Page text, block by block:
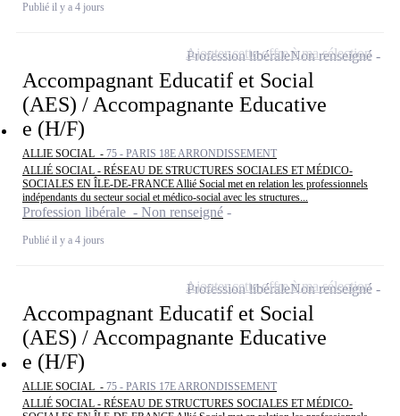
Publié il y a 4 jours
Accompagnant Educatif et Social
(AES) / Accompagnante Educative
e (H/F)
ALLIE SOCIAL - 75 - PARIS 18E ARRONDISSEMENT
ALLIÉ SOCIAL - RÉSEAU DE STRUCTURES SOCIALES ET MÉDICO-
SOCIALES EN ÎLE-DE-FRANCE Allié Social met en relation les professionnels
indépendants du secteur social et médico-social avec les structures...
Profession libérale - Non renseigné
Publié il y a 4 jours
Profession libéraleNon renseigné
Ajouter cette offre à ma sélection
Accompagnant Educatif et Social
(AES) / Accompagnante Educative
e (H/F)
ALLIE SOCIAL - 75 - PARIS 17E ARRONDISSEMENT
ALLIÉ SOCIAL - RÉSEAU DE STRUCTURES SOCIALES ET MÉDICO-
Profession libéraleNon renseigné
Ajouter cette offre à ma sélection